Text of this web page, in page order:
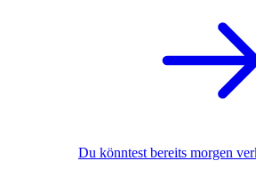
Du könntest bereits morgen